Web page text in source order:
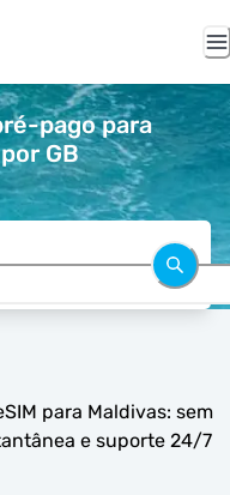
pago para
GB
para Maldivas: sem
e suporte 24/7